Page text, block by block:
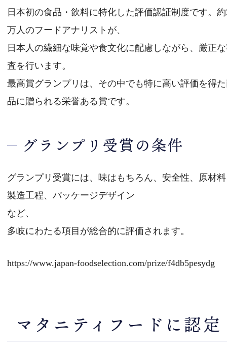
日本初の食品・飲料に特化した評価認証制度です。
万人のフードアナリストが、
日本人の繊細な味覚や食文化に配慮しながら、厳正
査を行います。
最高賞グランプリは、その中でも特に高い評価を得
品に贈られる栄誉ある賞です。
グランプリ受賞の条件
グランプリ受賞には、味はもちろん、安全性、原材
製造工程、パッケージデザイン
など、
多岐にわたる項目が総合的に評価されます。
https://www.japan-foodselection.com/prize/f4db5pesydg
マタニティフードに認定